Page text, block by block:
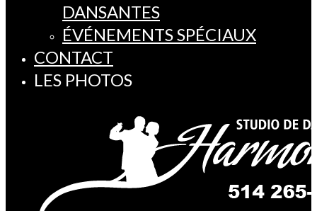
DANSANTES
ÉVÉNEMENTS SPÉCIAUX
CONTACT
LES PHOTOS